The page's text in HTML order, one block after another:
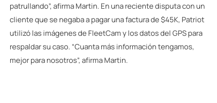
patrullando”, afirma Martin. En una reciente disputa con un
cliente que se negaba a pagar una factura de $45K, Patriot
utilizó las imágenes de FleetCam y los datos del GPS para
respaldar su caso. “Cuanta más información tengamos,
mejor para nosotros”, afirma Martin.